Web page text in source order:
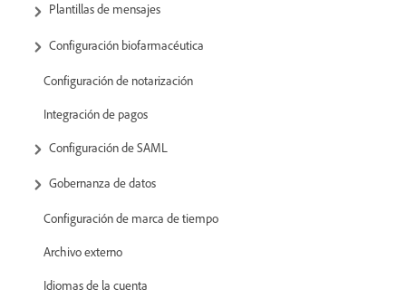
Plantillas de mensajes
Configuración biofarmacéutica
Configuración de notarización
Integración de pagos
Configuración de SAML
Gobernanza de datos
Configuración de marca de tiempo
Archivo externo
Idiomas de la cuenta